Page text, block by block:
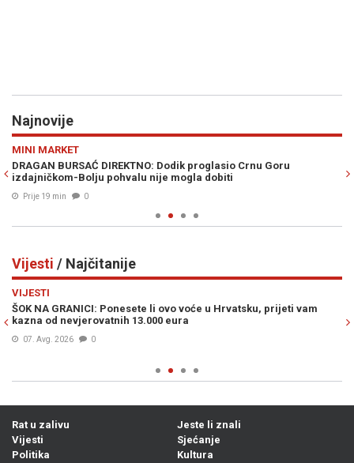
Najnovije
MINI MARKET
DRAGAN BURSAĆ DIREKTNO: Dodik proglasio Crnu Goru
izdajničkom-Bolju pohvalu nije mogla dobiti
Prije 19 min 0
Vijesti / Najčitanije
VIJESTI
ŠOK NA GRANICI: Ponesete li ovo voće u Hrvatsku, prijeti vam
kazna od nevjerovatnih 13.000 eura
07. Avg. 2026 0
Rat u zalivu
Vijesti
Politika
Jeste li znali
Sjećanje
Kultura